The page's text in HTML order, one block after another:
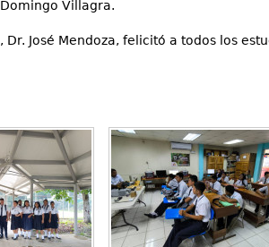
Villagra.
José Mendoza, felicitó a todos los